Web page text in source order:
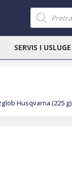
Products
search
SERVIS I USLUGE
Husqvarna (225 g)